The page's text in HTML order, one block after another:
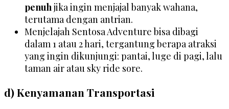
penuh jika ingin menjajal banyak wahana,
terutama dengan antrian.
Menjelajah Sentosa Adventure bisa dibagi
dalam 1 atau 2 hari, tergantung berapa atraksi
yang ingin dikunjungi: pantai, luge di pagi, lalu
taman air atau sky ride sore.
d) Kenyamanan Transportasi